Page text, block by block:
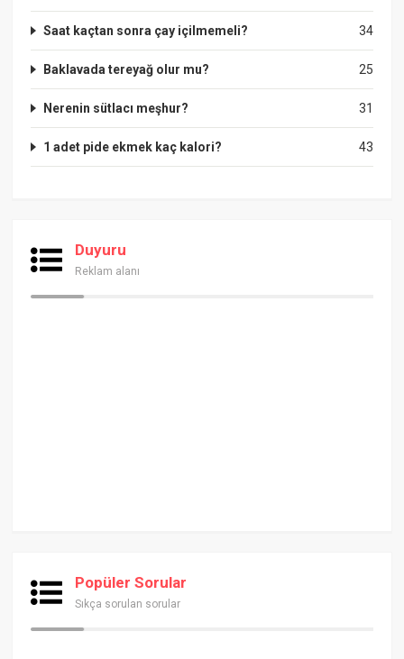
34
Saat kaçtan sonra çay içilmemeli?
25
Baklavada tereyağ olur mu?
31
Nerenin sütlacı meşhur?
43
1 adet pide ekmek kaç kalori?
Duyuru
Reklam alanı
Popüler Sorular
Sıkça sorulan sorular